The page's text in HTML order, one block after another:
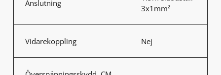
Anslutning
3x1mm²
Vidarekoppling Nej